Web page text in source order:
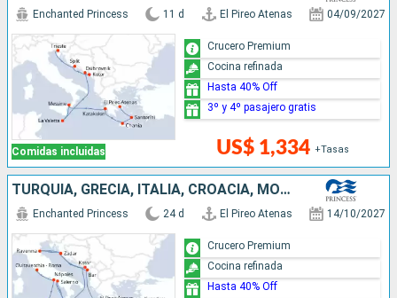
Comidas incluidas
Enchanted Princess 11 d El Pireo Atenas 04/09/2027
US$ 1,334 +Tasas
Crucero Premium
Cocina refinada
Hasta 40% Off
3º y 4º pasajero gratis
TURQUÍA, GRECIA, ITALIA, CROACIA, MONTENEGRO, MALTA
Enchanted Princess 24 d El Pireo Atenas 14/10/2027
Crucero Premium
Cocina refinada
Hasta 40% Off